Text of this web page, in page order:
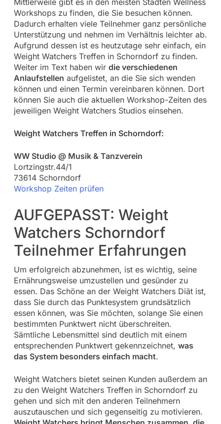
Mittlerweile gibt es in den meisten Städten Wellness
Workshops zu finden, die Sie besuchen können.
Dadurch erhalten viele Teilnehmer ganz persönliche
Unterstützung und nehmen im Verhältnis leichter ab.
Aufgrund dessen ist es heutzutage sehr einfach, ein
Weight Watchers Treffen in Schorndorf zu finden.
Weiter im Text haben wir die verschiedenen
Anlaufstellen aufgelistet, an die Sie sich wenden
können und einen Termin vereinbaren können. Dort
können Sie auch die aktuellen Workshop-Zeiten des
jeweiligen Weight Watchers Studios einsehen.
Weight Watchers Treffen in Schorndorf:
WW Studio @ Musik & Tanzverein
Lortzingstr.44/1
73614 Schorndorf
Workshop Zeiten prüfen
AUFGEPASST: Weight
Watchers Schorndorf
Teilnehmer Erfahrungen
Um erfolgreich abzunehmen, ist es wichtig, seine
Ernährungsweise umzustellen und gesünder zu
essen. Das Schöne an der Weight Watchers Diät ist,
dass Sie durch das Punktesystem grundsätzlich
essen können, was Sie möchten, solange Sie einen
bestimmten Punktwert nicht überschreiten.
Sämtliche Lebensmittel sind deutlich mit einem
entsprechenden Punktwert gekennzeichnet, was
das System besonders einfach macht.
Weight Watchers bietet seinen Kunden außerdem an
zu den Weight Watchers Treffen in Schorndorf zu
gehen und sich mit den anderen Teilnehmern
auszutauschen und sich gegenseitig zu motivieren.